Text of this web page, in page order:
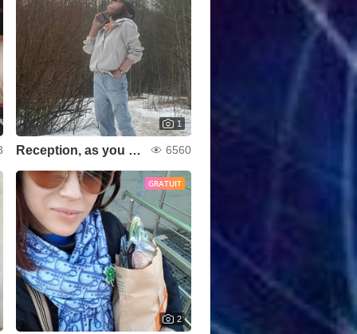
1
Reception, as you can hear) 6560
GRATUIT
2